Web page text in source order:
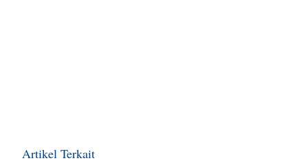
Artikel Terkait